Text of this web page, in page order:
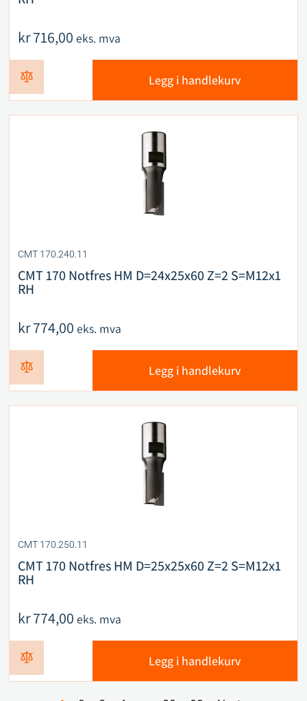
kr716,00 eks. mva
Legg i handlekurv
CMT 170.240.11
CMT 170 Notfres HM D=24x25x60 Z=2 S=M12x1
RH
kr774,00 eks. mva
Legg i handlekurv
CMT 170.250.11
CMT 170 Notfres HM D=25x25x60 Z=2 S=M12x1
RH
kr774,00 eks. mva
Legg i handlekurv